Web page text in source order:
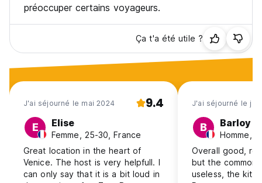
préoccuper certains voyageurs.
Ça t'a été utile ?
J'ai séjourné le mai 2024 9.4
E Elise
Femme, 25-30, France
Great location in the heart of
Venice. The host is very helpfull. I
can only say that it is a bit loud in
J'ai séjourné le
B Barloy
Homme,
Overall good,
but the common
useless, the